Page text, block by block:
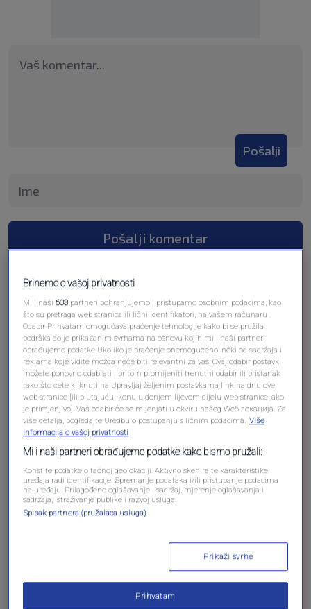
Pošalji
Pošalji komentar
Oglas
Brinemo o vašoj privatnosti
Mi i naši603 partneri pohranjujemo i pristupamo osobnim podacima, kao
što su pretraga web stranica ili lični identifikatori, na vašem računaru .
Odabir Prihvatam omogućava praćenje tehnologije kako bi se pružila
podrška dolje prikazanim svrhama na osnovu kojih mi i naši partneri
obrađujemo podatke Ukoliko je praćenje onemogućeno, neki od sadržaja i
reklama koje vidite možda neće biti relevantni za vas. Ovaj odabir postavki
možete ponovno odabrati i pritom promijeniti trenutni odabir ili pristanak
tako što ćete kliknuti na Upravljaj željenim postavkama link na dnu ove
web stranice [ili plutajuću ikonu u donjem lijevom dijelu web stranice, ako
je primjenjivo]. Vaš odabir će se mijenjati u okviru našeg Wеб локација. Za
više detalja, pogledajte Uredbu o postupanju s ličnim podacima. Više
informacija o vašoj privatnosti
Mi i naši partneri obrađujemo podatke kako bismo pružali:
Koristite podatke o tačnoj geolokaciji. Aktivno skenirajte karakteristike
uređaja radi identifikacije. Spremanje podataka i/ili pristupanje podacima
na uređaju. Prilagođeno oglašavanje i sadržaj, mjerenje oglašavanja i
sadržaja, istraživanje publike i razvoj usluga.
Spisak partnera (pružalaca usluga)
Prikaži svrhe
Prihvatam